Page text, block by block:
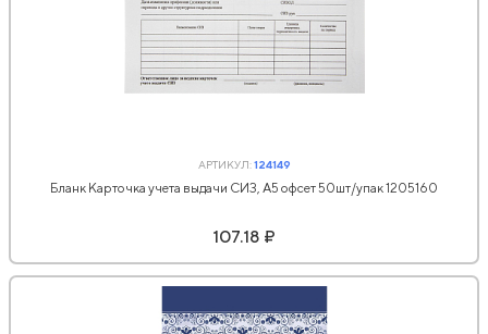
АРТИКУЛ:124149
Бланк Карточка учета выдачи СИЗ, А5 офсет 50шт/упак 1205160
107.18 ₽